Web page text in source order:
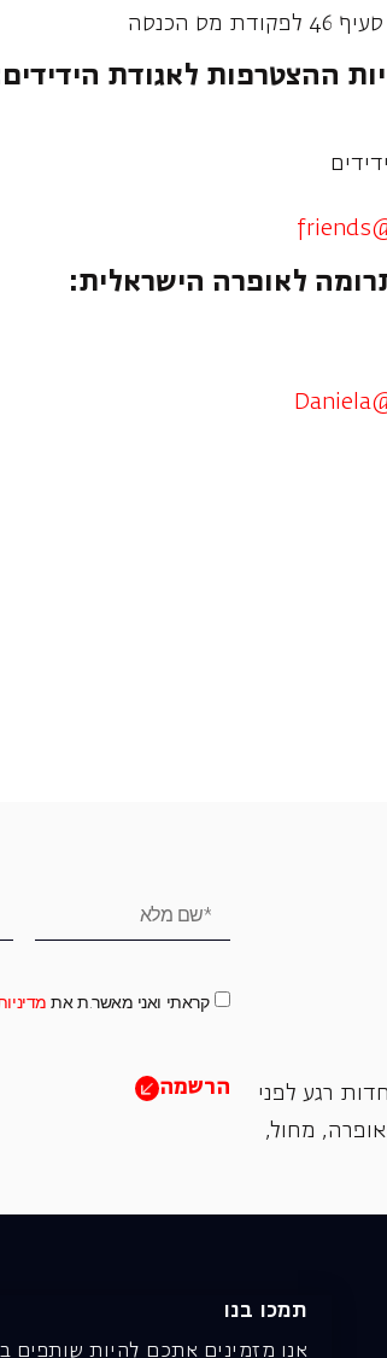
הכנסה
ההצטרפות לאגודת
לאופרה הישראלית:
רגע לפני
אופרה, ‏מחול,
קראתי ואני מאשר.ת את
הרשמה
תמכו בנו
אנו מזמינים אתכם להיות שותפים